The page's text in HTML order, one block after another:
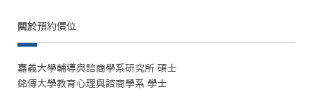
關於預約價位
嘉義大學輔導與諮商學系研究所 碩士
銘傳大學教育心理與諮商學系 學士